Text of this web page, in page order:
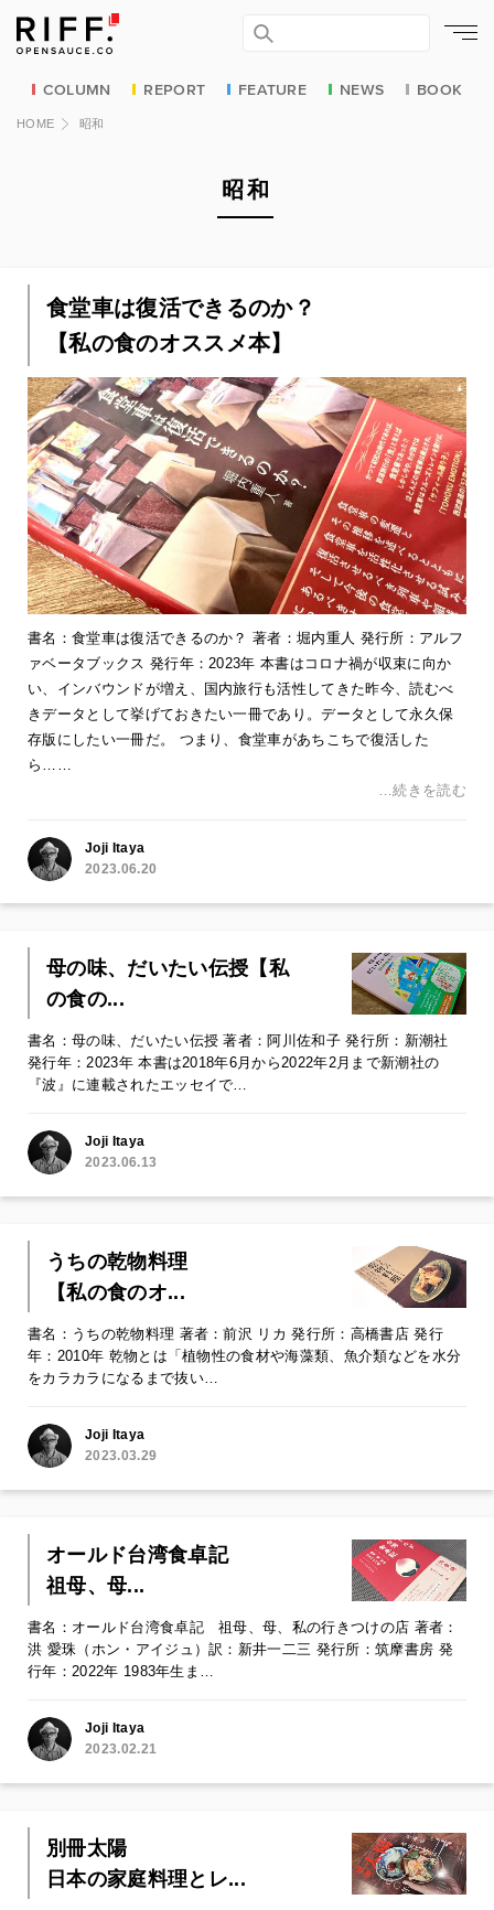
COLUMN REPORT FEATURE NEWS BOOK
HOME 昭和
昭和
食堂車は復活できるのか？
【私の食のオススメ本】
書名：食堂車は復活できるのか？ 著者：堀内重人 発行所：アルフ
ァベータブックス 発行年：2023年 本書はコロナ禍が収束に向か
い、インバウンドが増え、国内旅行も活性してきた昨今、読むべ
きデータとして挙げておきたい一冊であり。データとして永久保
存版にしたい一冊だ。 つまり、食堂車があちこちで復活した
ら……
…続きを読む
Joji Itaya
2023.06.20
母の味、だいたい伝授【私
の食の...
書名：母の味、だいたい伝授 著者：阿川佐和子 発行所：新潮社
発行年：2023年 本書は2018年6月から2022年2月まで新潮社の
『波』に連載されたエッセイで…
Joji Itaya
2023.06.13
うちの乾物料理
【私の食のオ...
書名：うちの乾物料理 著者：前沢 リカ 発行所：高橋書店 発行
年：2010年 乾物とは「植物性の食材や海藻類、魚介類などを水分
をカラカラになるまで抜い…
Joji Itaya
2023.03.29
オールド台湾食卓記
祖母、母...
書名：オールド台湾食卓記 祖母、母、私の行きつけの店 著者：
洪 愛珠（ホン・アイジュ）訳：新井一二三 発行所：筑摩書房 発
行年：2022年 1983年生ま…
Joji Itaya
2023.02.21
別冊太陽
日本の家庭料理とレ...